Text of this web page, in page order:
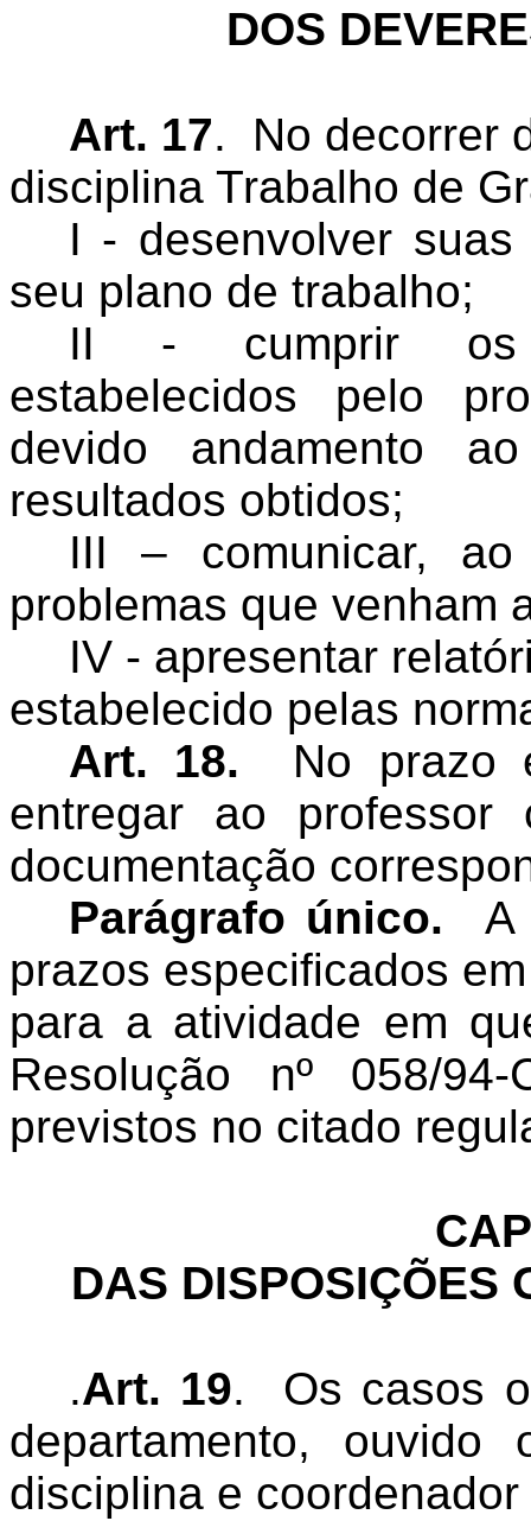
DOS
Art. 17.
No decorrer
disciplina Trabalho de
I - desenvolver
seu plano de trabalho;
II - cumprir os
estabelecidos pelo
devido andamento
resultados obtidos;
III – comunicar, ao
problemas que venham
IV - apresentar
estabelecido pelas
Art. 18.
No prazo
entregar ao professor
documentação
Parágrafo único.
A
prazos especificados
para a atividade em
Resolução nº 058/
previstos no citado
DAS DISPOSIÇÕES
.Art. 19.
Os casos
departamento, ouvido
disciplina e